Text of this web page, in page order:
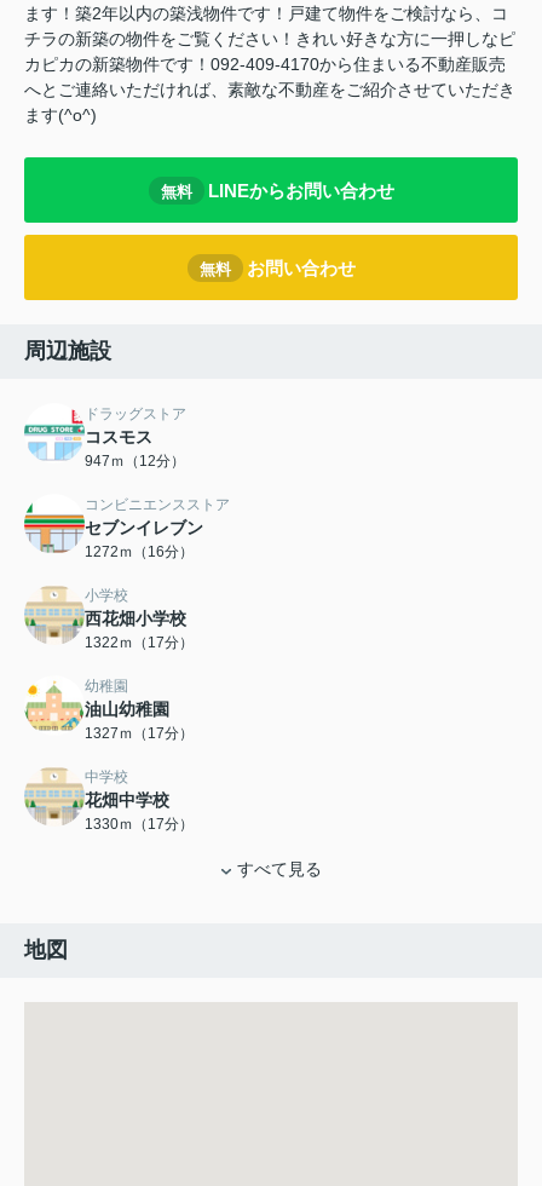
ます！築2年以内の築浅物件です！戸建て物件をご検討なら、コ
チラの新築の物件をご覧ください！きれい好きな方に一押しなピ
カピカの新築物件です！092-409-4170から住まいる不動産販売
へとご連絡いただければ、素敵な不動産をご紹介させていただき
ます(^o^)
無料 LINEからお問い合わせ
無料 お問い合わせ
周辺施設
ドラッグストア
コスモス
947ｍ（12分）
コンビニエンスストア
セブンイレブン
1272ｍ（16分）
小学校
西花畑小学校
1322ｍ（17分）
幼稚園
油山幼稚園
1327ｍ（17分）
中学校
花畑中学校
1330ｍ（17分）
すべて見る
地図